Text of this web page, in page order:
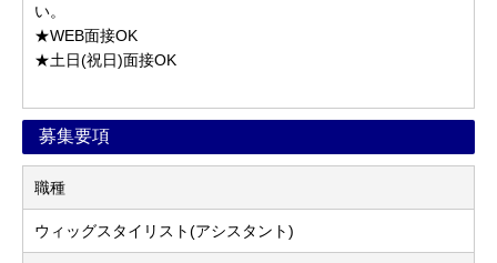
い。
★WEB面接OK
★土日(祝日)面接OK
募集要項
職種
ウィッグスタイリスト(アシスタント)